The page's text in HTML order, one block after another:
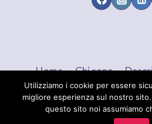
Home Chi sono
© 2026 Maria Brigida
Utilizziamo i cookie per essere
migliore esperienza sul nostro
questo sito noi assumiamo